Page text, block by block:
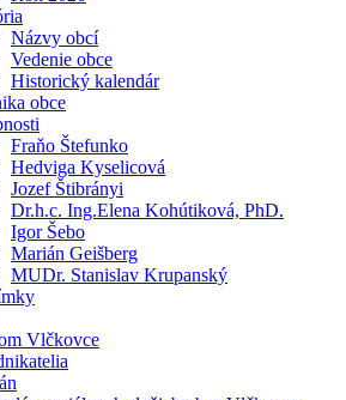
Názvy obcí
Vedenie obce
Historický kalendár
obce
Fraňo Štefunko
Hedviga Kyselicová
Jozef Štibrányi
Dr.h.c. Ing.Elena Kohútiková, PhD.
Igor Šebo
Marián Geišberg
MUDr. Stanislav Krupanský
Vlčkovce